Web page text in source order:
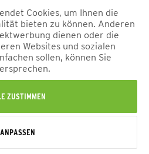
vom Rabatt ausgeschlossen. Der
Aktionen oder Gutscheinen
beträgt 50 €
inkl. Mehrwertsteuer und zzgl.
wenn nicht anders
vorbehalten © 2026
Cookies, um Ihnen die
bieten zu können. Anderen
dienen oder die
Websites und sozialen
sollen, können Sie